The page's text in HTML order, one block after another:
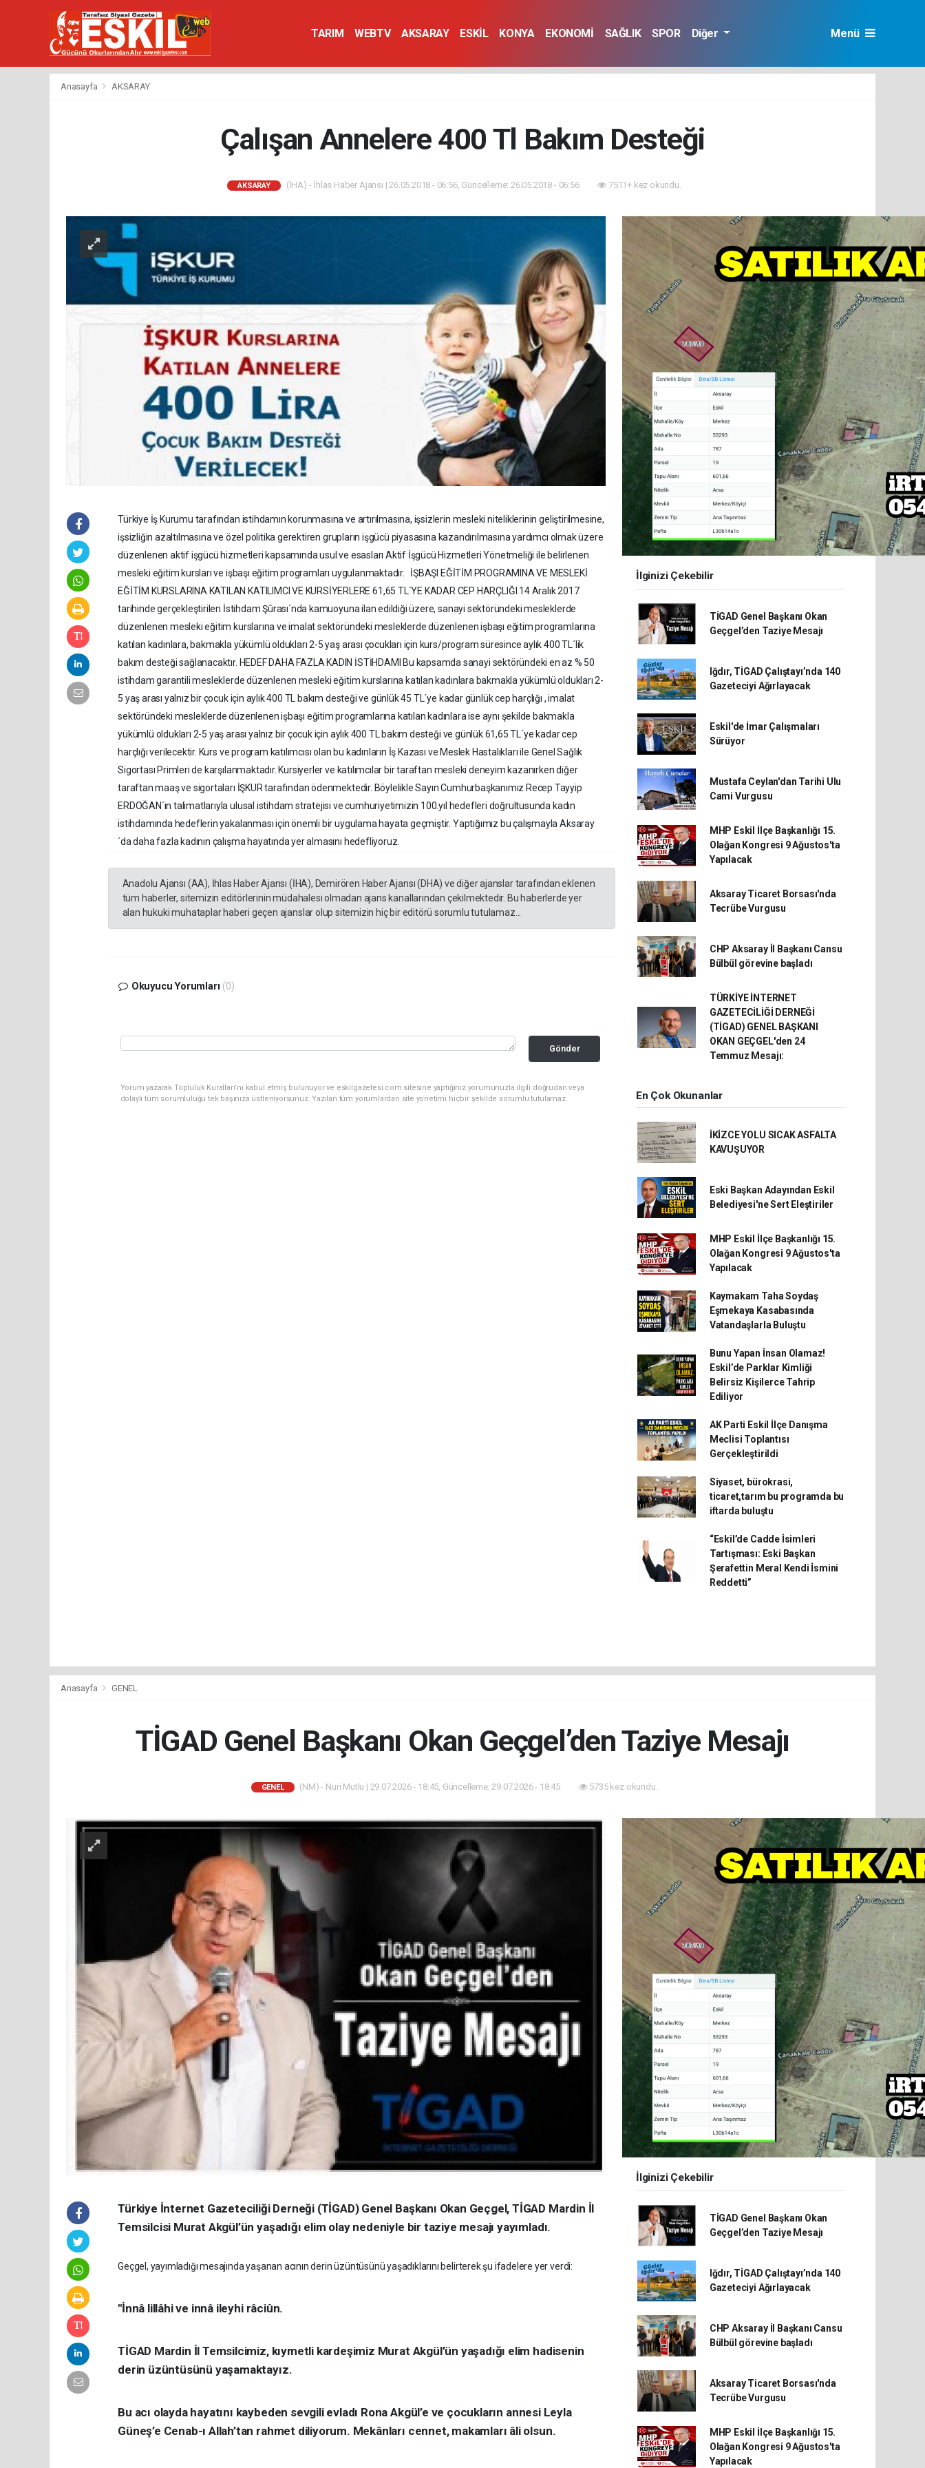
TARIM WEBTV AKSARAY ESKİL KONYA EKONOMİ SAĞLIK SPOR Diğer Menü
Anasayfa AKSARAY
Çalışan Annelere 400 Tl Bakım Desteği
AKSARAY (İHA) - İhlas Haber Ajansı | 26.05.2018 - 06:56, Güncelleme: 26.05.2018 - 06:56 7511+ kez okundu.
Türkiye İş Kurumu tarafından istihdamın korunmasına ve artırılmasına, işsizlerin mesleki niteliklerinin geliştirilmesine,
işsizliğin azaltılmasına ve özel politika gerektiren grupların işgücü piyasasına kazandırılmasına yardımcı olmak üzere
düzenlenen aktif işgücü hizmetleri kapsamında usul ve esasları Aktif İşgücü Hizmetleri Yönetmeliği ile belirlenen
mesleki eğitim kursları ve işbaşı eğitim programları uygulanmaktadır. İŞBAŞI EĞİTİM PROGRAMINA VE MESLEKİ
EĞİTİM KURSLARINA KATILAN KATILIMCI VE KURSİYERLERE 61,65 TL´YE KADAR CEP HARÇLIĞI 14 Aralık 2017
tarihinde gerçekleştirilen İstihdam Şûrası´nda kamuoyuna ilan edildiği üzere, sanayi sektöründeki mesleklerde
düzenlenen mesleki eğitim kurslarına ve imalat sektöründeki mesleklerde düzenlenen işbaşı eğitim programlarına
katılan kadınlara, bakmakla yükümlü oldukları 2-5 yaş arası çocukları için kurs/program süresince aylık 400 TL´lik
bakım desteği sağlanacaktır. HEDEF DAHA FAZLA KADIN İSTİHDAMI Bu kapsamda sanayi sektöründeki en az % 50
istihdam garantili mesleklerde düzenlenen mesleki eğitim kurslarına katılan kadınlara bakmakla yükümlü oldukları 2-
5 yaş arası yalnız bir çocuk için aylık 400 TL bakım desteği ve günlük 45 TL´ye kadar günlük cep harçlığı , imalat
sektöründeki mesleklerde düzenlenen işbaşı eğitim programlarına katılan kadınlara ise aynı şekilde bakmakla
yükümlü oldukları 2-5 yaş arası yalnız bir çocuk için aylık 400 TL bakım desteği ve günlük 61,65 TL´ye kadar cep
harçlığı verilecektir. Kurs ve program katılımcısı olan bu kadınların İş Kazası ve Meslek Hastalıkları ile Genel Sağlık
Sigortası Primleri de karşılanmaktadır. Kursiyerler ve katılımcılar bir taraftan mesleki deneyim kazanırken diğer
taraftan maaş ve sigortaları İŞKUR tarafından ödenmektedir. Böylelikle Sayın Cumhurbaşkanımız Recep Tayyip
ERDOĞAN´ın talimatlarıyla ulusal istihdam stratejisi ve cumhuriyetimizin 100.yıl hedefleri doğrultusunda kadın
istihdamında hedeflerin yakalanması için önemli bir uygulama hayata geçmiştir. Yaptığımız bu çalışmayla Aksaray
´da daha fazla kadının çalışma hayatında yer almasını hedefliyoruz.
Anadolu Ajansı (AA), İhlas Haber Ajansı (İHA), Demirören Haber Ajansı (DHA) ve diğer ajanslar tarafından eklenen
tüm haberler, sitemizin editörlerinin müdahalesi olmadan ajans kanallarından çekilmektedir. Bu haberlerde yer
alan hukuki muhataplar haberi geçen ajanslar olup sitemizin hiç bir editörü sorumlu tutulamaz...
Okuyucu Yorumları (0)
Gönder
Yorum yazarak Topluluk Kuralları’nı kabul etmiş bulunuyor ve eskilgazetesi.com sitesine yaptığınız yorumunuzla ilgili doğrudan veya
dolaylı tüm sorumluluğu tek başınıza üstleniyorsunuz. Yazılan tüm yorumlardan site yönetimi hiçbir şekilde sorumlu tutulamaz.
İlginizi Çekebilir
TİGAD Genel Başkanı Okan
Geçgel’den Taziye Mesajı
Iğdır, TİGAD Çalıştayı’nda 140
Gazeteciyi Ağırlayacak
Eskil'de İmar Çalışmaları
Sürüyor
Mustafa Ceylan'dan Tarihi Ulu
Cami Vurgusu
MHP Eskil İlçe Başkanlığı 15.
Olağan Kongresi 9 Ağustos'ta
Yapılacak
Aksaray Ticaret Borsası'nda
Tecrübe Vurgusu
CHP Aksaray İl Başkanı Cansu
Bülbül görevine başladı
TÜRKİYE İNTERNET
GAZETECİLİĞİ DERNEĞİ
(TİGAD) GENEL BAŞKANI
OKAN GEÇGEL'den 24
Temmuz Mesajı:
En Çok Okunanlar
İKİZCE YOLU SICAK ASFALTA
KAVUŞUYOR
Eski Başkan Adayından Eskil
Belediyesi'ne Sert Eleştiriler
MHP Eskil İlçe Başkanlığı 15.
Olağan Kongresi 9 Ağustos'ta
Yapılacak
Kaymakam Taha Soydaş
Eşmekaya Kasabasında
Vatandaşlarla Buluştu
Bunu Yapan İnsan Olamaz!
Eskil’de Parklar Kimliği
Belirsiz Kişilerce Tahrip
Ediliyor
AK Parti Eskil İlçe Danışma
Meclisi Toplantısı
Gerçekleştirildi
Siyaset, bürokrasi,
ticaret,tarım bu programda bu
iftarda buluştu
“Eskil’de Cadde İsimleri
Tartışması: Eski Başkan
Şerafettin Meral Kendi İsmini
Reddetti”
Anasayfa GENEL
TİGAD Genel Başkanı Okan Geçgel’den Taziye Mesajı
GENEL (NM) - Nuri Mutlu | 29.07.2026 - 18:45, Güncelleme: 29.07.2026 - 18:45 5735 kez okundu.
Türkiye İnternet Gazeteciliği Derneği (TİGAD) Genel Başkanı Okan Geçgel, TİGAD Mardin İl
Temsilcisi Murat Akgül’ün yaşadığı elim olay nedeniyle bir taziye mesajı yayımladı.
Geçgel, yayımladığı mesajında yaşanan acının derin üzüntüsünü yaşadıklarını belirterek şu ifadelere yer verdi:
"İnnâ lillâhi ve innâ ileyhi râciûn.
TİGAD Mardin İl Temsilcimiz, kıymetli kardeşimiz Murat Akgül’ün yaşadığı elim hadisenin
derin üzüntüsünü yaşamaktayız.
Bu acı olayda hayatını kaybeden sevgili evladı Rona Akgül’e ve çocukların annesi Leyla
Güneş’e Cenab-ı Allah’tan rahmet diliyorum. Mekânları cennet, makamları âli olsun.
İlginizi Çekebilir
TİGAD Genel Başkanı Okan
Geçgel’den Taziye Mesajı
Iğdır, TİGAD Çalıştayı’nda 140
Gazeteciyi Ağırlayacak
CHP Aksaray İl Başkanı Cansu
Bülbül görevine başladı
Aksaray Ticaret Borsası'nda
Tecrübe Vurgusu
MHP Eskil İlçe Başkanlığı 15.
Olağan Kongresi 9 Ağustos'ta
Yapılacak